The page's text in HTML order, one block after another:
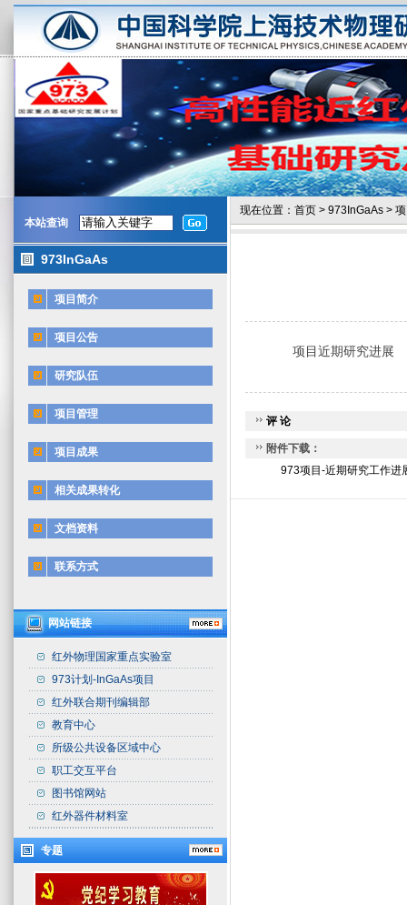
本站查询
973InGaAs
项目简介
项目公告
研究队伍
项目管理
项目成果
相关成果转化
文档资料
联系方式
网站链接
红外物理国家重点实验室
973计划-InGaAs项目
红外联合期刊编辑部
教育中心
所级公共设备区域中心
职工交互平台
图书馆网站
红外器件材料室
专题
现在位置： 首页 > 973InGaAs >
项目近期研究进展
评 论
附件下载：
973项目-近期研究工作进